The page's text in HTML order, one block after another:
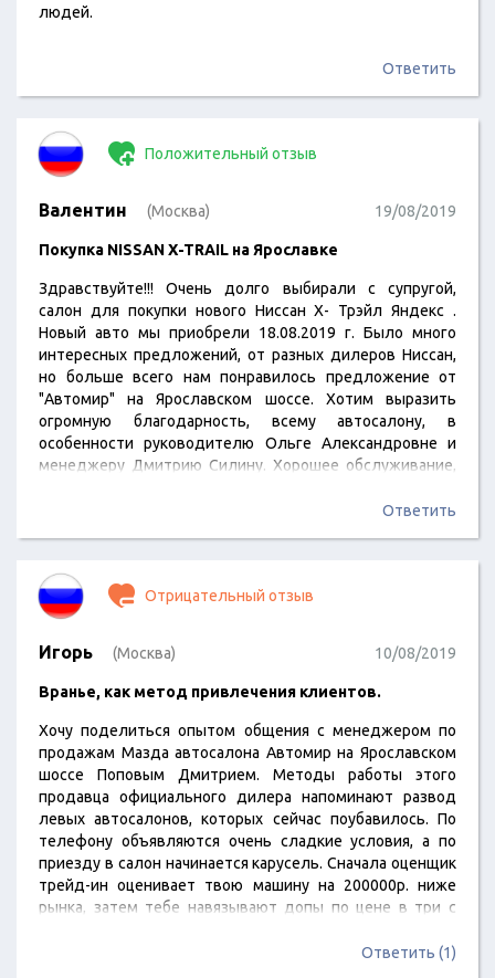
людей.
Ответить
Положительный отзыв
Валентин (Москва) 19/08/2019
Покупка NISSAN X-TRAIL на Ярославке
Здравствуйте!!! Очень долго выбирали с супругой,
салон для покупки нового Ниссан Х- Трэйл Яндекс .
Новый авто мы приобрели 18.08.2019 г. Было много
интересных предложений, от разных дилеров Ниссан,
но больше всего нам понравилось предложение от
"Автомир" на Ярославском шоссе. Хотим выразить
огромную благодарность, всему автосалону, в
особенности руководителю Ольге Александровне и
менеджеру Дмитрию Силину. Хорошее обслуживание,
дела. Покупка нового авто было по трейд-ин , пока наше
мало важно). Хочу заметить, что не один из посещаемых
нами салонов не предоставлял…
Ответить
Отрицательный отзыв
Игорь (Москва) 10/08/2019
Вранье, как метод привлечения клиентов.
Хочу поделиться опытом общения с менеджером по
продажам Мазда автосалона Автомир на Ярославском
шоссе Поповым Дмитрием. Методы работы этого
продавца официального дилера напоминают развод
левых автосалонов, которых сейчас поубавилось. По
телефону объявляются очень сладкие условия, а по
приезду в салон начинается карусель. Сначала оценщик
трейд-ин оценивает твою машину на 200000р. ниже
рынка, затем тебе навязывают допы по цене в три с
спрашивал Дмитрия Попова, зачем все эти действия,
Ответить (1)